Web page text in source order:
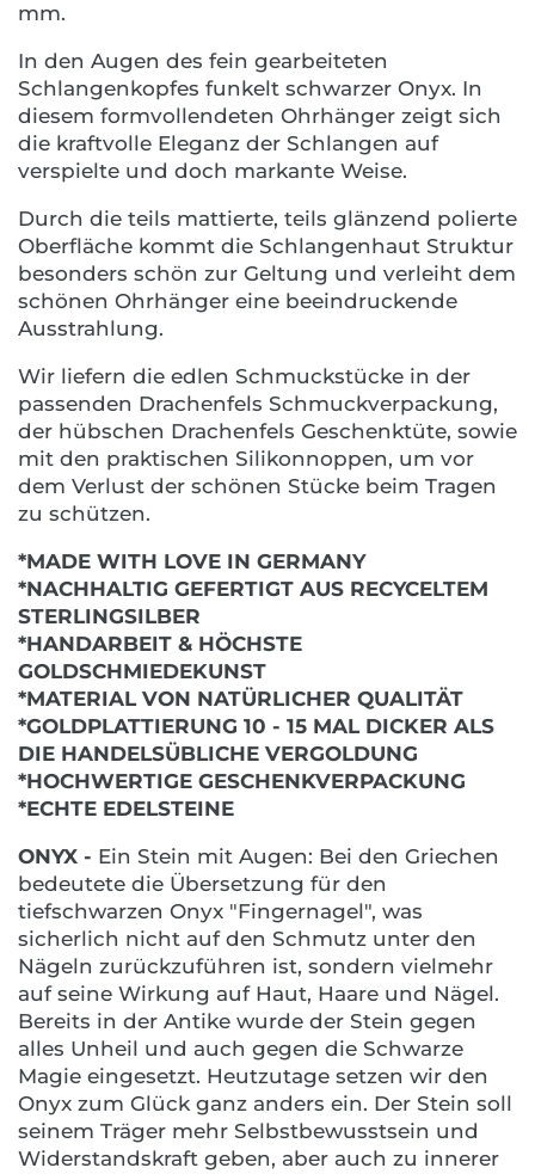
mm.
In den Augen des fein gearbeiteten
Schlangenkopfes funkelt schwarzer Onyx. In
diesem formvollendeten Ohrhänger zeigt sich
die kraftvolle Eleganz der Schlangen auf
verspielte und doch markante Weise.
Durch die teils mattierte, teils glänzend polierte
Oberfläche kommt die Schlangenhaut Struktur
besonders schön zur Geltung und verleiht dem
schönen Ohrhänger eine beeindruckende
Ausstrahlung.
Wir liefern die edlen Schmuckstücke in der
passenden Drachenfels Schmuckverpackung,
der hübschen Drachenfels Geschenktüte, sowie
mit den praktischen Silikonnoppen, um vor
dem Verlust der schönen Stücke beim Tragen
zu schützen.
*MADE WITH LOVE IN GERMANY
*NACHHALTIG GEFERTIGT AUS RECYCELTEM
STERLINGSILBER
*HANDARBEIT & HÖCHSTE
GOLDSCHMIEDEKUNST
*MATERIAL VON NATÜRLICHER QUALITÄT
*GOLDPLATTIERUNG 10 - 15 MAL DICKER ALS
DIE HANDELSÜBLICHE VERGOLDUNG
*HOCHWERTIGE GESCHENKVERPACKUNG
*ECHTE EDELSTEINE
ONYX - Ein Stein mit Augen: Bei den Griechen
bedeutete die Übersetzung für den
tiefschwarzen Onyx "Fingernagel", was
sicherlich nicht auf den Schmutz unter den
Nägeln zurückzuführen ist, sondern vielmehr
auf seine Wirkung auf Haut, Haare und Nägel.
Bereits in der Antike wurde der Stein gegen
alles Unheil und auch gegen die Schwarze
Magie eingesetzt. Heutzutage setzen wir den
Onyx zum Glück ganz anders ein. Der Stein soll
seinem Träger mehr Selbstbewusstsein und
Widerstandskraft geben, aber auch zu innerer